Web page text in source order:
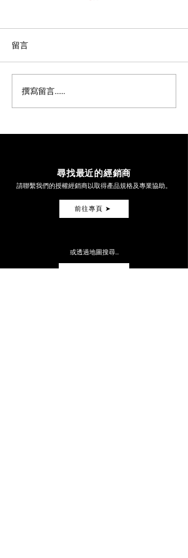
極致工藝與性能的交會-
MAGAMI 限時展出
留言
撰寫留言......
尋找最近的經銷商
請聯繫我們的授權經銷商以取得產品規格及專業協助。
前往專頁 ➤
或透過地圖搜尋...